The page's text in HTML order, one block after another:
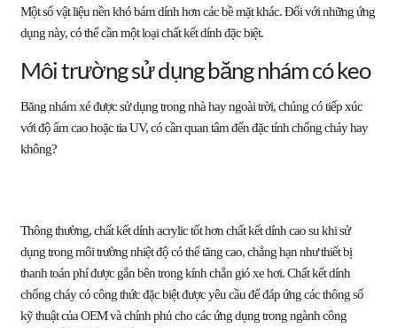
Một số vật liệu nền khó bám dính hơn các bề mặt khác. Đối với những ứng
dụng này, có thể cần một loại chất kết dính đặc biệt.
Môi trường sử dụng băng nhám có keo
Băng nhám xé được sử dụng trong nhà hay ngoài trời, chúng có tiếp xúc
với độ ẩm cao hoặc tia UV, có cần quan tâm đến đặc tính chống cháy hay
không?
Thông thường, chất kết dính acrylic tốt hơn chất kết dính cao su khi sử
dụng trong môi trường nhiệt độ có thể tăng cao, chẳng hạn như thiết bị
thanh toán phí được gắn bên trong kính chắn gió xe hơi. Chất kết dính
chống cháy có công thức đặc biệt được yêu cầu để đáp ứng các thông số
kỹ thuật của OEM và chính phủ cho các ứng dụng trong ngành công